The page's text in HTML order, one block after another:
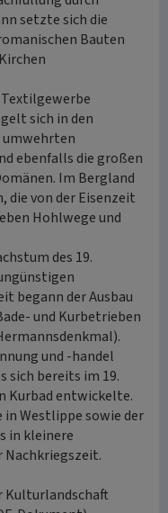
setzte sich die
Bauten
Textilgewerbe
sich in den
umwehrten
ebenfalls die großen
Im Bergland
die von der Eisenzeit
Hohlwege und
des 19.
begann der Ausbau
und Kurbetrieben
und -handel
sich bereits im 19.
Kurbad entwickelte.
in Westlippe sowie der
in kleinere
Nachkriegszeit.
Kulturlandschaft